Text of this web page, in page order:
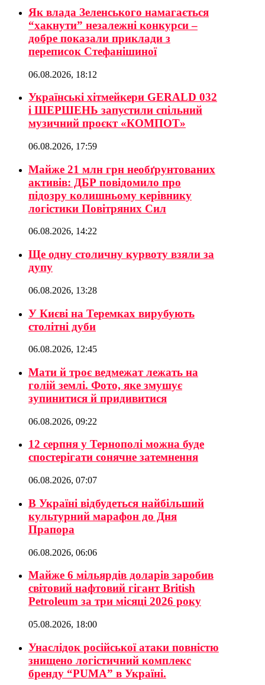
Як влада Зеленського намагається
“хакнути” незалежні конкурси –
добре показали приклади з
переписок Стефанішиної
06.08.2026, 18:12
Українські хітмейкери GERALD 032
і ШЕРШЕНЬ запустили спільний
музичний проєкт «КОМПОТ»
06.08.2026, 17:59
Майже 21 млн грн необґрунтованих
активів: ДБР повідомило про
підозру колишньому керівнику
логістики Повітряних Сил
06.08.2026, 14:22
Ще одну столичну курвоту взяли за
дупу
06.08.2026, 13:28
У Києві на Теремках вирубують
столітні дуби
06.08.2026, 12:45
Мати й троє ведмежат лежать на
голій землі. Фото, яке змушує
зупинитися й придивитися
06.08.2026, 09:22
12 серпня у Тернополі можна буде
спостерігати сонячне затемнення
06.08.2026, 07:07
В Україні відбудеться найбільший
культурний марафон до Дня
Прапора
06.08.2026, 06:06
Майже 6 мільярдів доларів заробив
світовий нафтовий гігант British
Petroleum за три місяці 2026 року
05.08.2026, 18:00
Унаслідок російської атаки повністю
знищено логістичний комплекс
бренду “PUMA” в Україні.